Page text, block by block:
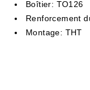
Boîtier: TO126
Renforcement
Montage: THT